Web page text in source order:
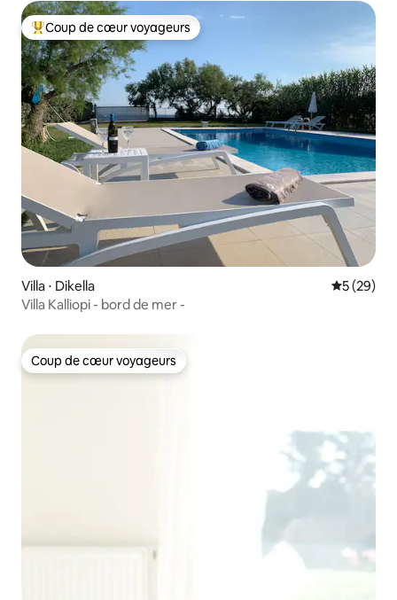
Coups de cœur voyageurs les plus appréciés
Coup de cœur voyageurs
Villa ⋅ Dikella
5 (29)
Villa Kalliopi - bord de mer -
Coup de cœur voyageurs
Coup de cœur voyageurs